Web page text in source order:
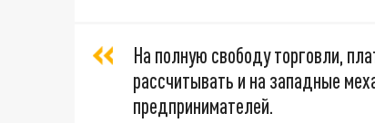
На полную свободу торговли,
рассчитывать и на западные
предпринимателей.